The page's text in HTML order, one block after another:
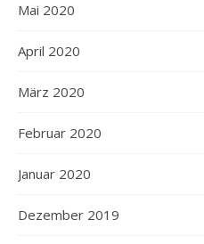
Mai 2020
April 2020
März 2020
Februar 2020
Januar 2020
Dezember 2019